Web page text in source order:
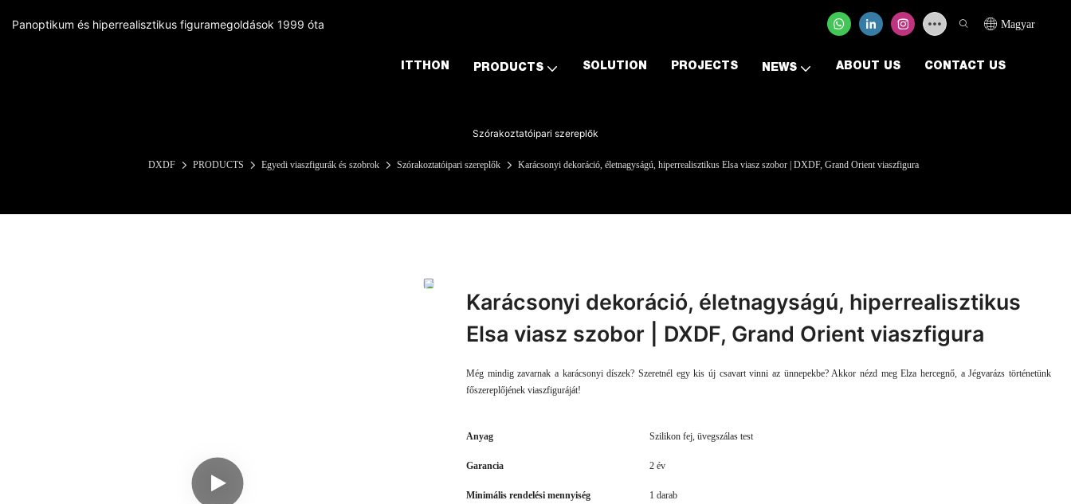
Panoptikum és hiperrealisztikus figuramegoldások 1999 óta Magyar
ITTHON PRODUCTS SOLUTION PROJECTS NEWS ABOUT US CONTACT US
Szórakoztatóipari szereplők
DXDF PRODUCTS Egyedi viaszfigurák és szobrok Szórakoztatóipari szereplők Karácsonyi dekoráció, életnagyságú, hiperrealisztikus Elsa viasz szobor | DXDF, Grand Orient viaszfigura
Karácsonyi dekoráció, életnagyságú, hiperrealisztikus
Elsa viasz szobor | DXDF, Grand Orient viaszfigura
Még mindig zavarnak a karácsonyi díszek? Szeretnél egy kis új csavart vinni az ünnepekbe? Akkor nézd meg Elza hercegnő, a Jégvarázs történetünk
főszereplőjének viaszfiguráját!
Anyag Szilikon fej, üvegszálas test
Garancia 2 év
Minimális rendelési mennyiség 1 darab